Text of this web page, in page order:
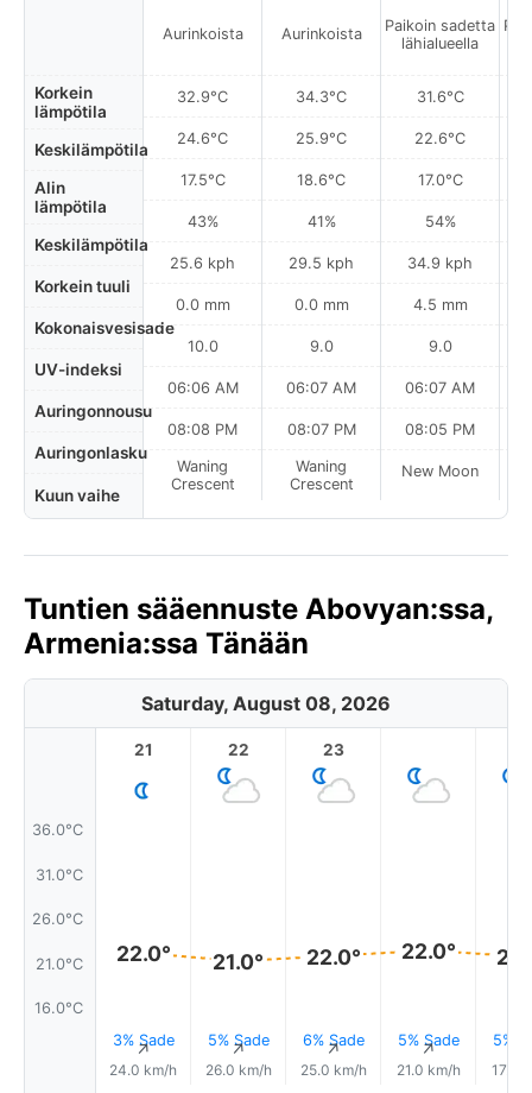
Korkein
lämpötila
Keskilämpötila
Alin
lämpötila
Keskilämpötila
Korkein tuuli
Kokonaisvesisade
UV-indeksi
Auringonnousu
Auringonlasku
Kuun vaihe
Aurinkoista
32.9°C
24.6°C
17.5°C
43%
25.6 kph
0.0 mm
10.0
06:06 AM
08:08 PM
Waning
Crescent
Aurinkoista
34.3°C
25.9°C
18.6°C
41%
29.5 kph
0.0 mm
9.0
06:07 AM
08:07 PM
Waning
Crescent
Paikoin sadetta
lähialueella
31.6°C
22.6°C
17.0°C
54%
34.9 kph
4.5 mm
9.0
06:07 AM
08:05 PM
New Moon
Tuntien sääennuste Abovyan:ssa,
Armenia:ssa Tänään
Saturday, August 08, 2026
36.0°C
31.0°C
26.0°C
21.0°C
16.0°C
21
22.0°
3% Sade
↑
24.0 km/h
22
21.0°
5% Sade
↑
26.0 km/h
23
22.0°
6% Sade
↑
25.0 km/h
22.0°
5% Sade
↑
21.0 km/h
5%
17.0